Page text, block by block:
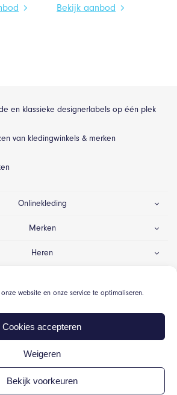
website en onze service te optimaliseren.
Cookies accepteren
Weigeren
Bekijk voorkeuren
Bekijk aanbod
en klassieke designerlabels op één plek
van kledingwinkels & merken
Onlinekleding
Merken
Heren
voorwaarden
Cookiebeleid